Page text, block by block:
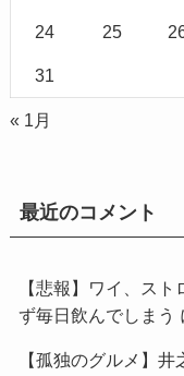
24 25
31
« 1月
最近のコメント
【悲報】ワイ、ス
ず毎日飲んでしまう
【孤独のグルメ】